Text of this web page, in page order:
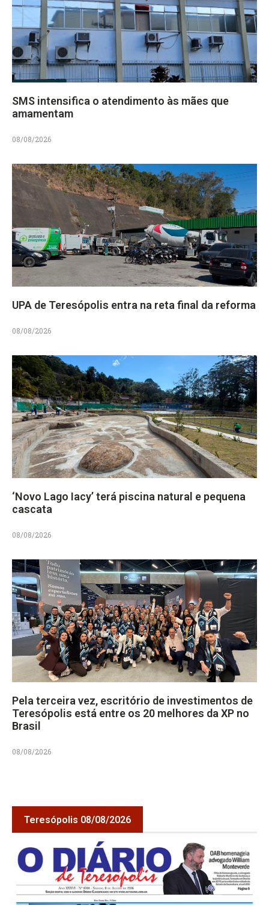
SMS intensifica o atendimento às mães que
amamentam
08/08/2026
UPA de Teresópolis entra na reta final da reforma
08/08/2026
‘Novo Lago Iacy’ terá piscina natural e pequena
cascata
08/08/2026
Pela terceira vez, escritório de investimentos de
Teresópolis está entre os 20 melhores da XP no
Brasil
08/08/2026
Teresópolis 08/08/2026